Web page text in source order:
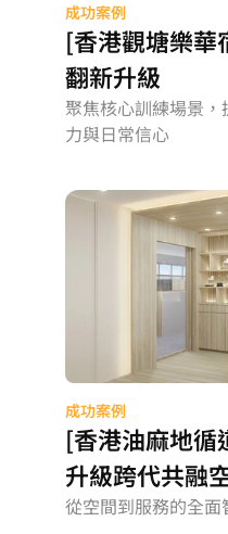
成功案例
[香港觀塘樂華
翻新升級
聚焦核心訓練場景
力與日常信心
成功案例
[香港油麻地循
升級跨代共融
從空間到服務的全面